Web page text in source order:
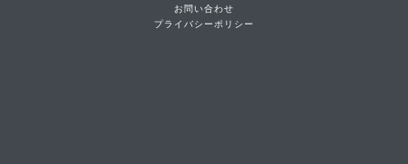
お問い合わせ
プライバシーポリシー